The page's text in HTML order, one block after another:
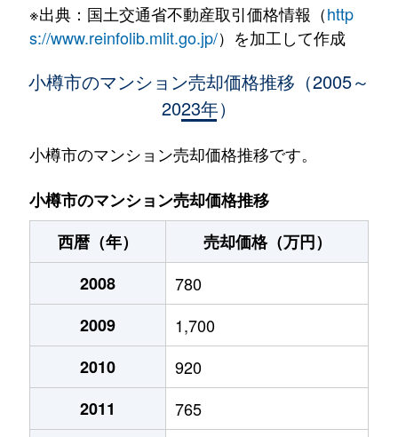
桜
910万円 小樽築港 徒歩18分
300万円 朝里
住吉町
2,300万円 南小樽 徒歩2分
銭函
1,100万円 銭函
銭函
380万円 銭函 徒歩3分
280万円 銭函
1,100万円 銭函
2,900万円 小樽築港
2,400万円 小樽築港
※出典：国土交通省不動産取引価格情報（http
s://www.reinfolib.mlit.go.jp/）を加工して作成
小樽市のマンション売却価格推移（2005～
2023年）
小樽市のマンション売却価格推移です。
小樽市のマンション売却価格推移
西暦（年）
売却価格（万円）
2008
780
2009
1,700
2010
920
2011
765